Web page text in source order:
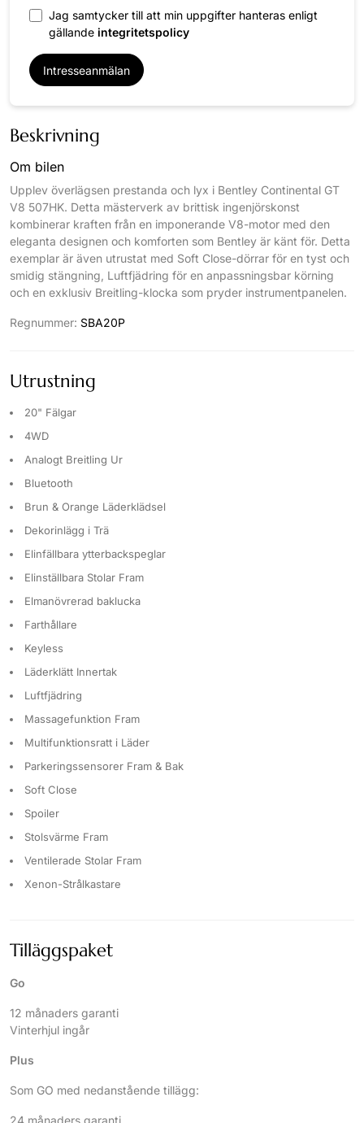
Jag samtycker till att min uppgifter hanteras enligt
gällande integritetspolicy
Intresseanmälan
Beskrivning
Om bilen
Upplev överlägsen prestanda och lyx i Bentley Continental GT
V8 507HK. Detta mästerverk av brittisk ingenjörskonst
kombinerar kraften från en imponerande V8-motor med den
eleganta designen och komforten som Bentley är känt för. Detta
exemplar är även utrustat med Soft Close-dörrar för en tyst och
smidig stängning, Luftfjädring för en anpassningsbar körning
och en exklusiv Breitling-klocka som pryder instrumentpanelen.
Regnummer: SBA20P
Utrustning
20" Fälgar
4WD
Analogt Breitling Ur
Bluetooth
Brun & Orange Läderklädsel
Dekorinlägg i Trä
Elinfällbara ytterbackspeglar
Elinställbara Stolar Fram
Elmanövrerad baklucka
Farthållare
Keyless
Läderklätt Innertak
Luftfjädring
Massagefunktion Fram
Multifunktionsratt i Läder
Parkeringssensorer Fram & Bak
Soft Close
Spoiler
Stolsvärme Fram
Ventilerade Stolar Fram
Xenon-Strålkastare
Tilläggspaket
Go
12 månaders garanti
Vinterhjul ingår
Plus
Som GO med nedanstående tillägg: